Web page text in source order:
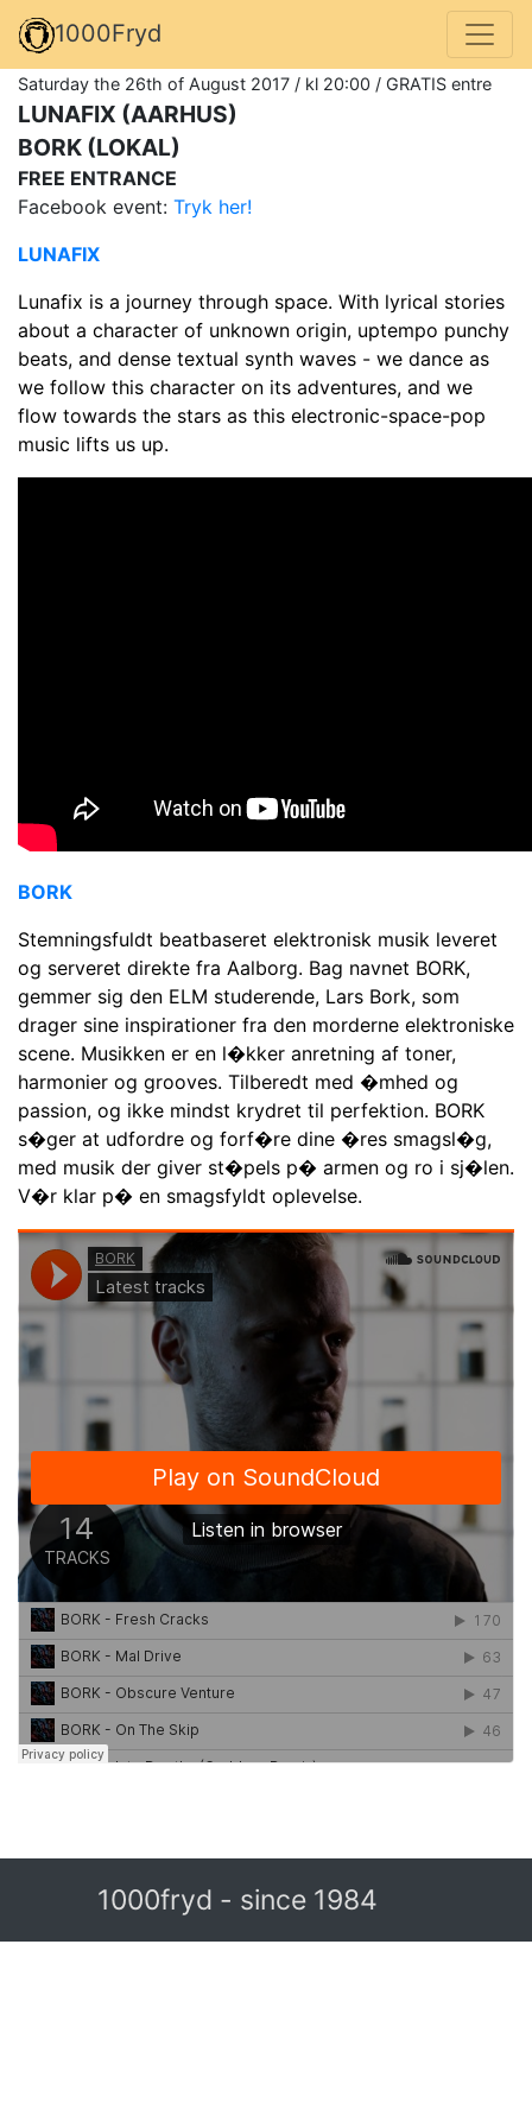
1000Fryd
Saturday the 26th of August 2017 / kl 20:00 / GRATIS entre
LUNAFIX (AARHUS)
BORK (LOKAL)
FREE ENTRANCE
Facebook event: Tryk her!
LUNAFIX
Lunafix is a journey through space. With lyrical stories
about a character of unknown origin, uptempo punchy
beats, and dense textual synth waves - we dance as
we follow this character on its adventures, and we
flow towards the stars as this electronic-space-pop
music lifts us up.
BORK
Stemningsfuldt beatbaseret elektronisk musik leveret
og serveret direkte fra Aalborg. Bag navnet BORK,
gemmer sig den ELM studerende, Lars Bork, som
drager sine inspirationer fra den morderne elektroniske
scene. Musikken er en l�kker anretning af toner,
harmonier og grooves. Tilberedt med �mhed og
passion, og ikke mindst krydret til perfektion. BORK
s�ger at udfordre og forf�re dine �res smagsl�g,
med musik der giver st�pels p� armen og ro i sj�len.
V�r klar p� en smagsfyldt oplevelse.
1000fryd - since 1984